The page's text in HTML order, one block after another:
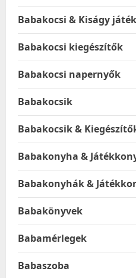
Babakocsi & Kiságy
Babakocsi kiegészítők
Babakocsi napernyők
Babakocsik
Babakocsik &
Babakonyha &
Babakonyhák &
Babakönyvek
Babamérlegek
Babaszoba